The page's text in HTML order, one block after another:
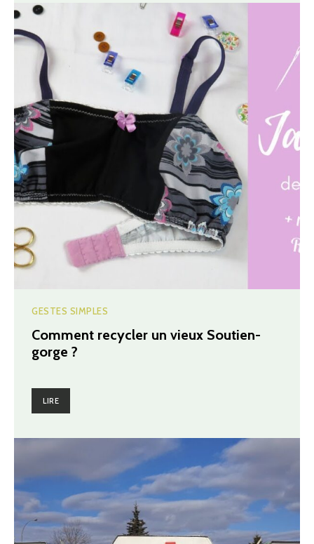
GESTES SIMPLES
Comment recycler un vieux Soutien-
gorge ?
LIRE